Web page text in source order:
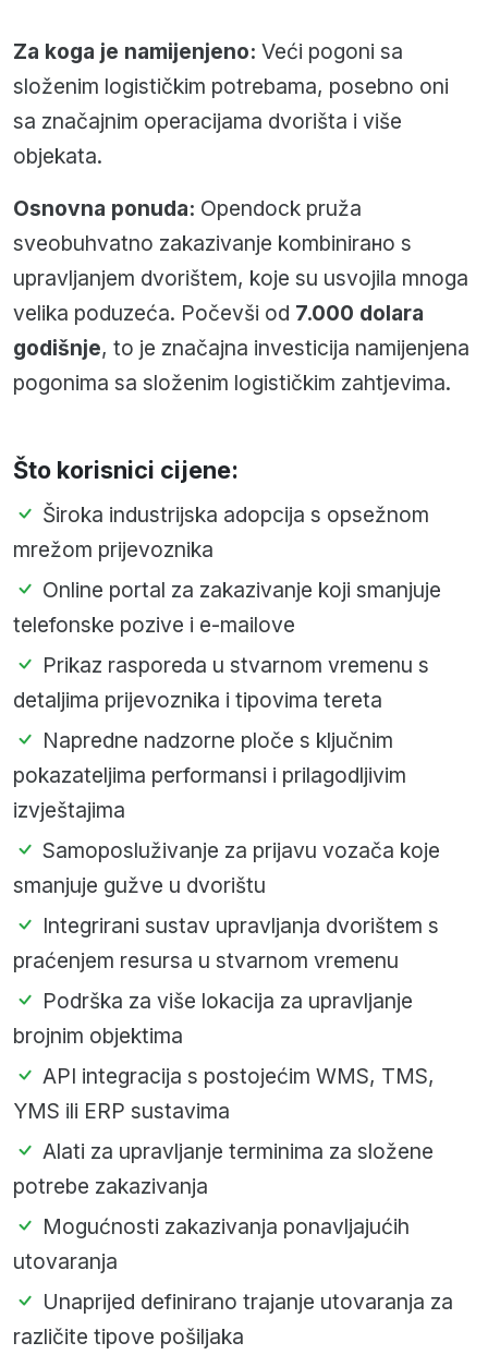
Za koga je namijenjeno: Veći pogoni sa
složenim logističkim potrebama, posebno oni
sa značajnim operacijama dvorišta i više
objekata.
Osnovna ponuda: Opendock pruža
sveobuhvatno zakazivanje kombinirано s
upravljanjem dvorištem, koje su usvojila mnoga
velika poduzeća. Počevši od 7.000 dolara
godišnje, to je značajna investicija namijenjena
pogonima sa složenim logističkim zahtjevima.
Što korisnici cijene:
Široka industrijska adopcija s opsežnom
mrežom prijevoznika
Online portal za zakazivanje koji smanjuje
telefonske pozive i e-mailove
Prikaz rasporedа u stvarnom vremenu s
detaljima prijevoznika i tipovima tereta
Napredne nadzorne ploče s ključnim
pokazateljima performansi i prilagodljivim
izvještajima
Samoposluživanje za prijavu vozača koje
smanjuje gužve u dvorištu
Integrirani sustav upravljanja dvorištem s
praćenjem resursa u stvarnom vremenu
Podrška za više lokacija za upravljanje
brojnim objektima
API integracija s postojećim WMS, TMS,
YMS ili ERP sustavima
Alati za upravljanje terminima za složene
potrebe zakazivanja
Mogućnosti zakazivanja ponavljajućih
utovaranja
Unaprijed definirano trajanje utovaranja za
različite tipove pošiljaka